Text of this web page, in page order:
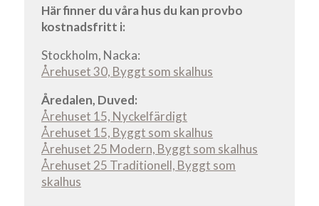
Här finner du våra hus du kan provbo
kostnadsfritt i:
Stockholm, Nacka:
Årehuset 30, Byggt som skalhus
Åredalen, Duved:
Årehuset 15, Nyckelfärdigt
Årehuset 15, Byggt som skalhus
Årehuset 25 Modern, Byggt som skalhus
Årehuset 25 Traditionell, Byggt som
skalhus